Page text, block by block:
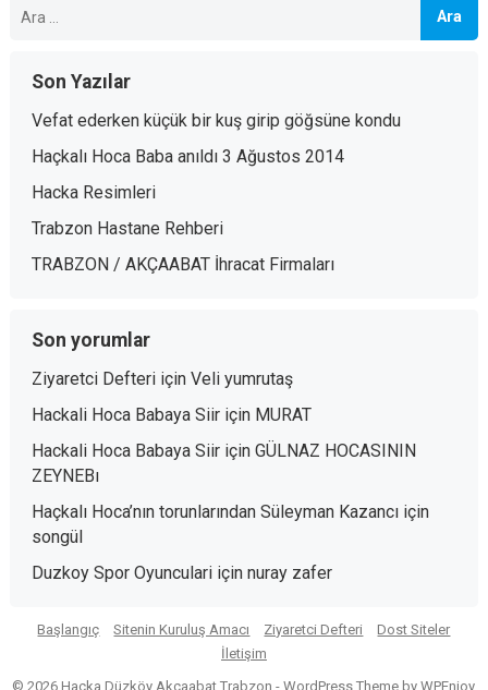
Son Yazılar
Vefat ederken küçük bir kuş girip göğsüne kondu
Haçkalı Hoca Baba anıldı 3 Ağustos 2014
Hacka Resimleri
Trabzon Hastane Rehberi
TRABZON / AKÇAABAT İhracat Firmaları
Son yorumlar
Ziyaretci Defteriiçin Veli yumrutaş
Hackali Hoca Babaya Siiriçin MURAT
Hackali Hoca Babaya Siiriçin GÜLNAZ HOCASININ
ZEYNEBı
Haçkalı Hoca’nın torunlarından Süleyman Kazancıiçin
songül
Duzkoy Spor Oyunculariiçin nuray zafer
Başlangıç Sitenin Kuruluş Amacı Ziyaretci Defteri
Dost Siteler
İletişim
© 2026 Haçka Düzköy Akçaabat Trabzon -WordPress Theme byWPEnjoy